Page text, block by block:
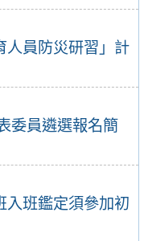
人員防災研習」計
委員遴選報名簡
入班鑑定須參加初